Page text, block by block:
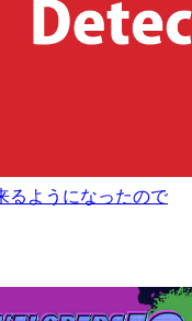
るようになったので